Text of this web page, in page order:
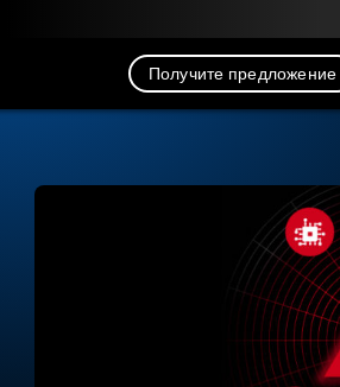
Получите предложение